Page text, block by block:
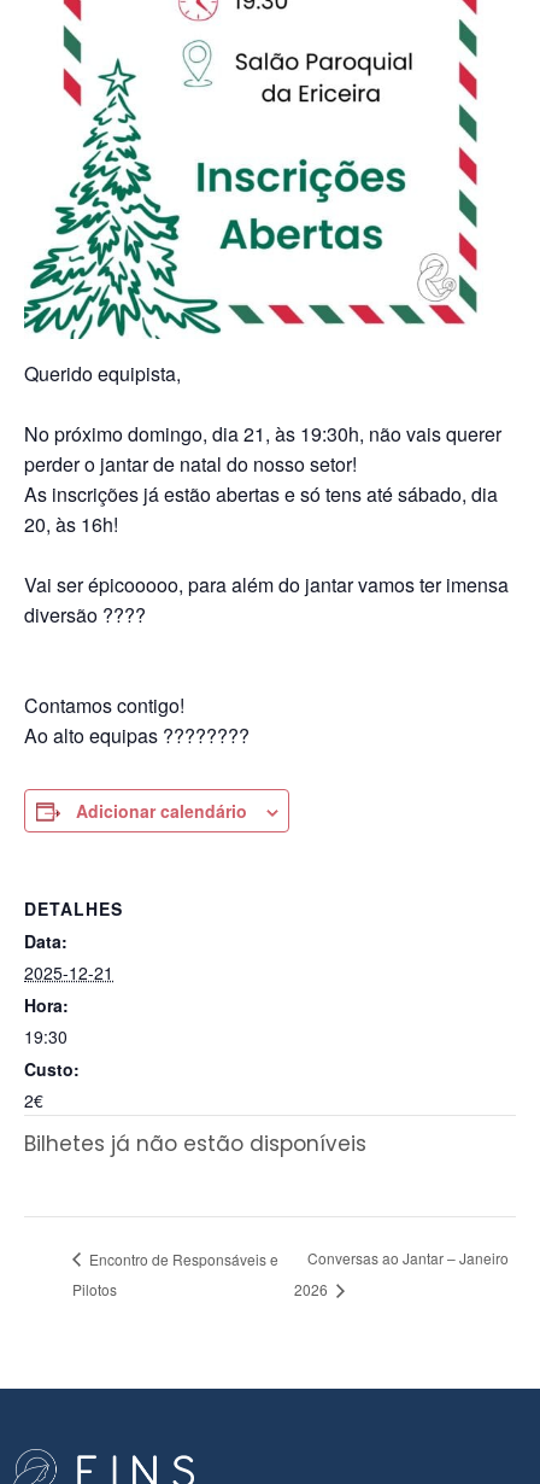
Querido equipista,
No próximo domingo, dia 21, às 19:30h, não vais querer
perder o jantar de natal do nosso setor!
As inscrições já estão abertas e só tens até sábado, dia
20, às 16h!
Vai ser épicooooo, para além do jantar vamos ter imensa
diversão ????
Contamos contigo!
Ao alto equipas ????????
Adicionar calendário
DETALHES
Data:
2025-12-21
Hora:
19:30
Custo:
2€
Bilhetes já não estão disponíveis
Encontro de Responsáveis e
Pilotos
Conversas ao Jantar – Janeiro
2026